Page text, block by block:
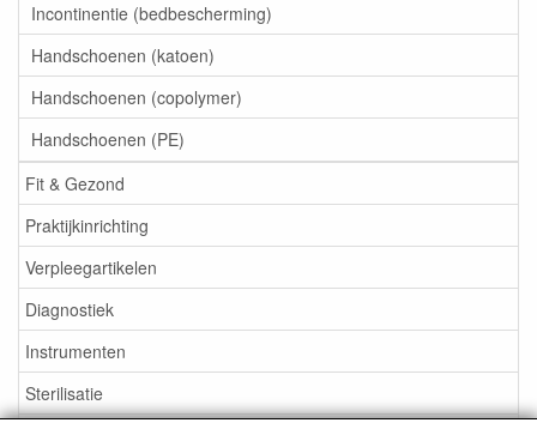
Incontinentie (bedbescherming)
Handschoenen (katoen)
Handschoenen (copolymer)
Handschoenen (PE)
Fit & Gezond
Praktijkinrichting
Verpleegartikelen
Diagnostiek
Instrumenten
Sterilisatie